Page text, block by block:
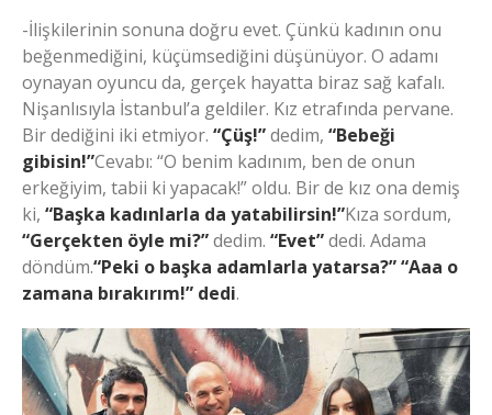
-İlişkilerinin sonuna doğru evet. Çünkü kadının onu
beğenmediğini, küçümsediğini düşünüyor. O adamı
oynayan oyuncu da, gerçek hayatta biraz sağ kafalı.
Nişanlısıyla İstanbul’a geldiler. Kız etrafında pervane.
Bir dediğini iki etmiyor. “Çüş!”dedim, “Bebeği
gibisin!”Cevabı: “O benim kadınım, ben de onun
erkeğiyim, tabii ki yapacak!” oldu. Bir de kız ona demiş
ki, “Başka kadınlarla da yatabilirsin!”Kıza sordum,
“Gerçekten öyle mi?”dedim. “Evet”dedi. Adama
döndüm.“Peki o başka adamlarla yatarsa?” “Aaa o
zamana bırakırım!” dedi.